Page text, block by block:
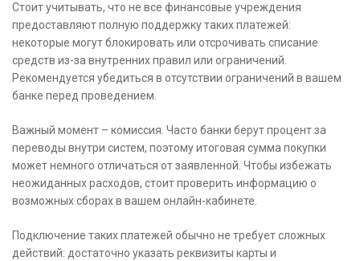
Стоит учитывать, что не все финансовые учреждения
предоставляют полную поддержку таких платежей:
некоторые могут блокировать или отсрочивать списание
средств из-за внутренних правил или ограничений.
Рекомендуется убедиться в отсутствии ограничений в вашем
банке перед проведением.
Важный момент – комиссия. Часто банки берут процент за
переводы внутри систем, поэтому итоговая сумма покупки
может немного отличаться от заявленной. Чтобы избежать
неожиданных расходов, стоит проверить информацию о
возможных сборах в вашем онлайн-кабинете.
Подключение таких платежей обычно не требует сложных
действий: достаточно указать реквизиты карты и